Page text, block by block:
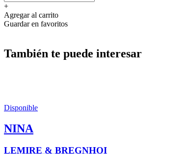
+
Agregar al carrito
Guardar en favoritos
También te puede interesar
Disponible
NINA
LEMIRE & BREGNHOI